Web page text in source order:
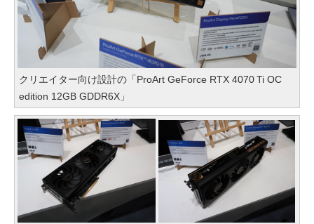
クリエイター向け設計の「ProArt GeForce RTX 4070 Ti OC
edition 12GB GDDR6X」